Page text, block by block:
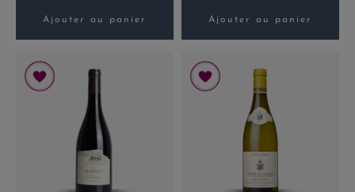
Ajouter au panier Ajouter au panier